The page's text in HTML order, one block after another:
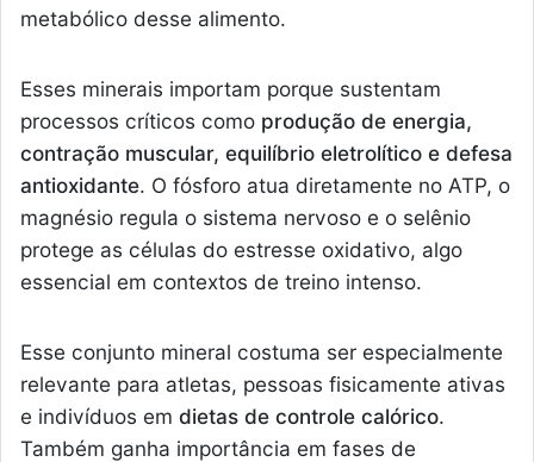
metabólico desse alimento.
Esses minerais importam porque sustentam
processos críticos como produção de energia,
contração muscular, equilíbrio eletrolítico e defesa
antioxidante. O fósforo atua diretamente no ATP, o
magnésio regula o sistema nervoso e o selênio
protege as células do estresse oxidativo, algo
essencial em contextos de treino intenso.
Esse conjunto mineral costuma ser especialmente
relevante para atletas, pessoas fisicamente ativas
e indivíduos em dietas de controle calórico.
Também ganha importância em fases de